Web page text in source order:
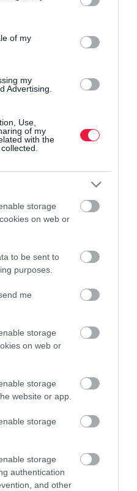
and its third-party tags to
purposes in below Google
of my
my
Advertising.
Use,
of my
with the
storage
on web or
to be sent to
purposes.
me
storage
on web or
storage
website or app.
storage
storage
authentication
and other
üzletemberek a
vendéglátósokat az
számoltak a befektetők, hogy a
szektor szereplői nem